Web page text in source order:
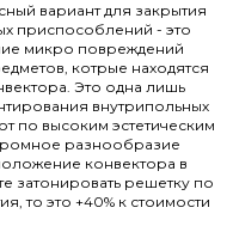
вариант для закрытия
приспособлений - это
микро повреждений
котрые находятся
Это одна лишь
внутрипольных
по высоким эстетическим
разнообразие
конвектора в
затонировать решетку по
то это +40% к стоимости